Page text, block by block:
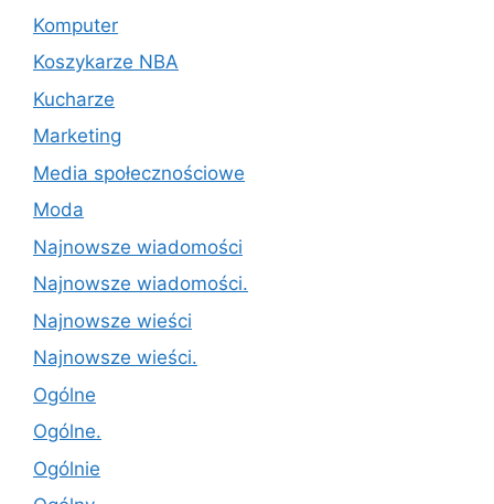
Komputer
Koszykarze NBA
Kucharze
Marketing
Media społecznościowe
Moda
Najnowsze wiadomości
Najnowsze wiadomości.
Najnowsze wieści
Najnowsze wieści.
Ogólne
Ogólne.
Ogólnie